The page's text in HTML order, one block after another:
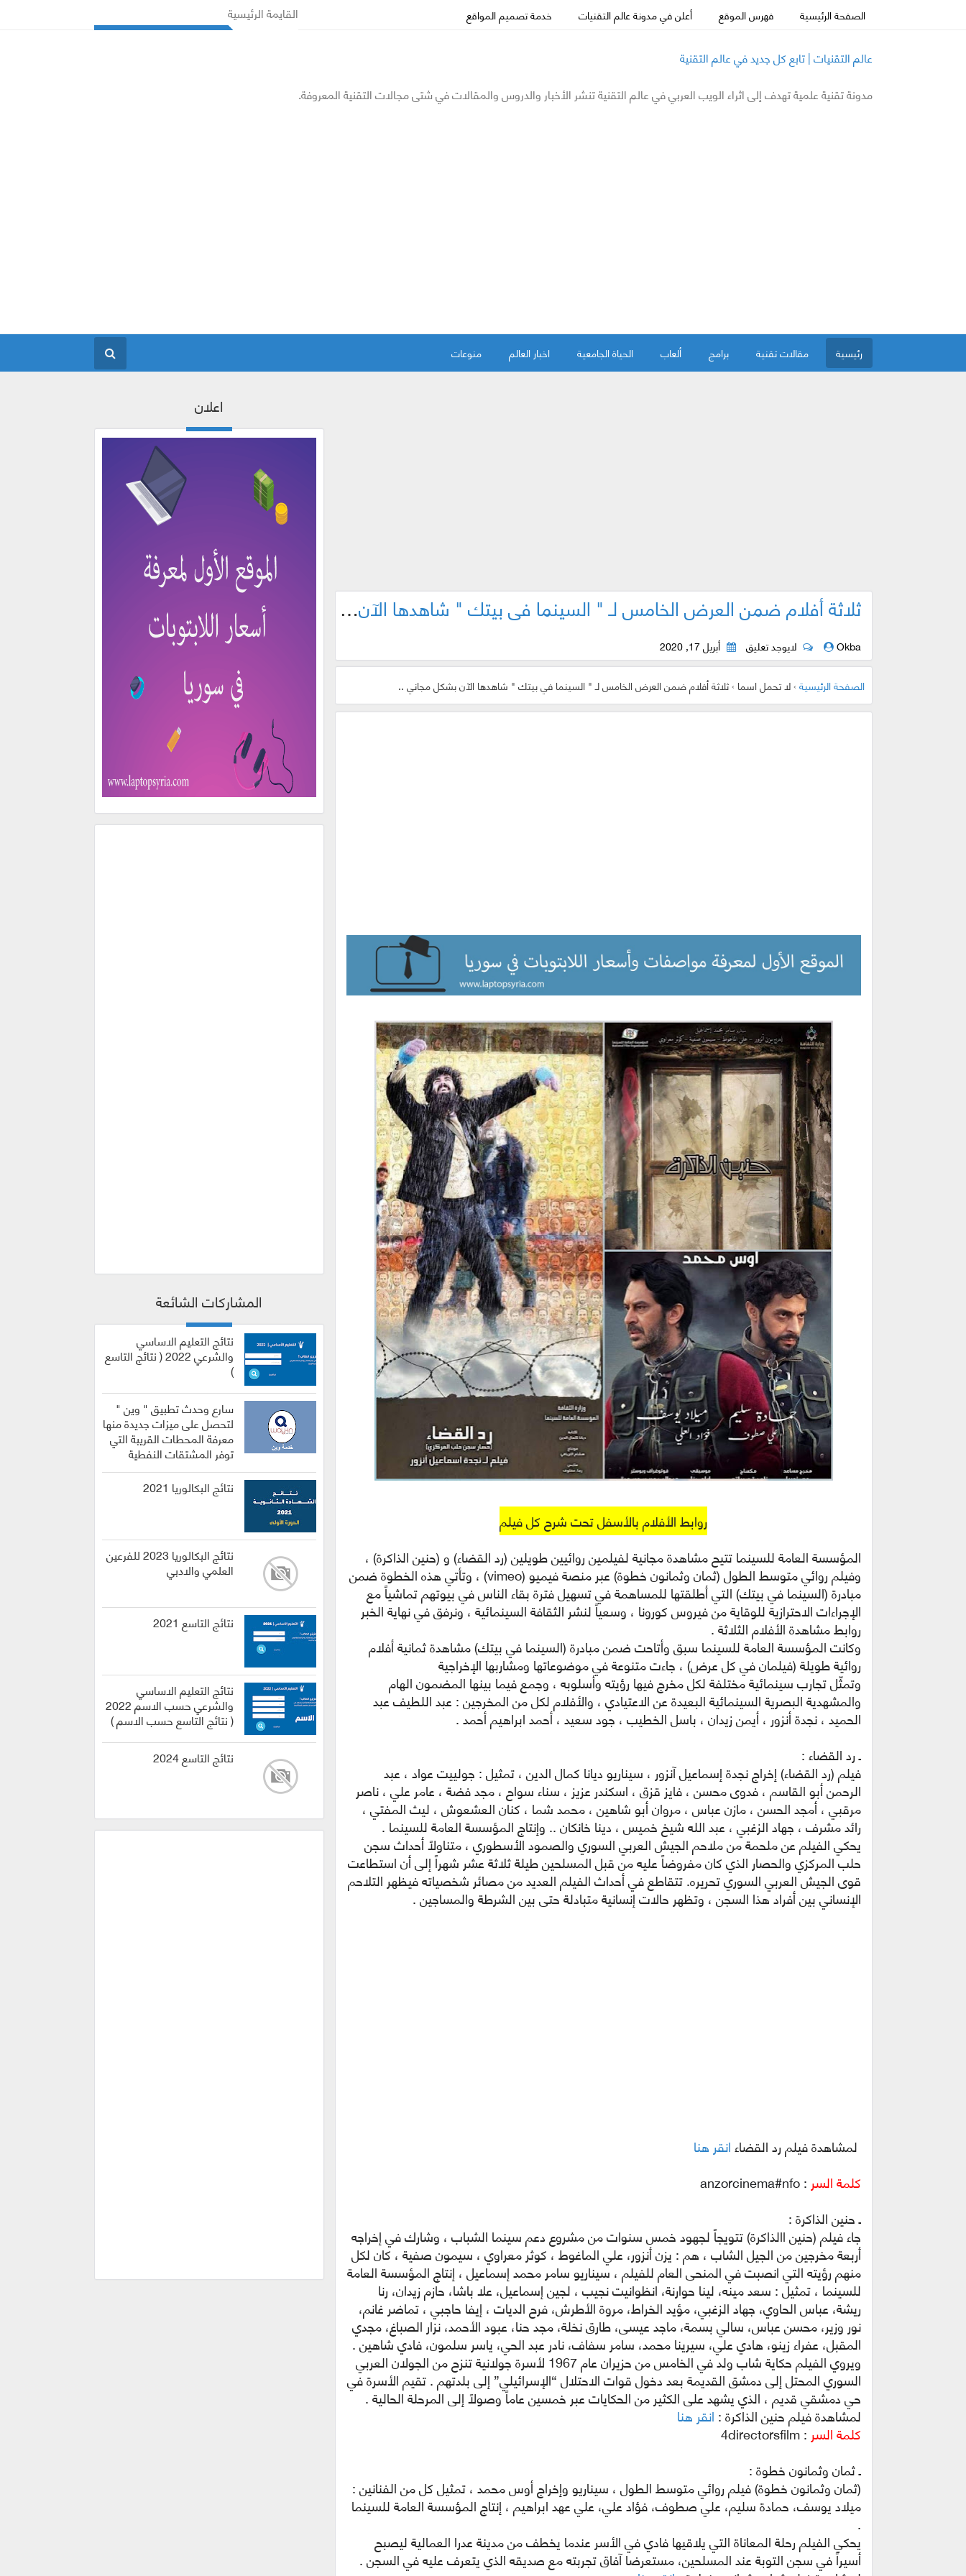
الصفحة الرئيسية فهرس الموقع أعلن في مدونة عالم التقنيات خدمة تصميم المواقع
القايمة الرئيسية
عالم التقنيات | تابع كل جديد في عالم التقنية
مدونة تقنية علمية تهدف إلى اثراء الويب العربي في عالم التقنية تنشر الأخبار والدروس والمقالات في شتى مجالات التقنية المعروفة.
رئيسية مقالات تقنية برامج ألعاب الحياة الجامعية اخبار العالم منوعات
ثلاثة أفلام ضمن العرض الخامس لـ " السينما في بيتك " شاهدها الآن بشكل مجاني ..
Okba لايوجد تعليق أبريل 17, 2020
الصفحة الرئيسية›لا تحمل اسما›ثلاثة أفلام ضمن العرض الخامس لـ " السينما في بيتك " شاهدها الآن بشكل مجاني ..
روابط الأفلام بالأسفل تحت شرح كل فيلم
المؤسسة العامة للسينما تتيح مشاهدة مجانية لفيلمين روائيين طويلين (رد القضاء) و (حنين الذاكرة) ،
وفيلم روائي متوسط الطول (ثمان وثمانون خطوة) عبر منصة فيميو (vimeo) ، وتأتي هذه الخطوة ضمن
مبادرة (السينما في بيتك) التي أطلقتها للمساهمة في تسهيل فترة بقاء الناس في بيوتهم تماشياً مع
الإجراءات الاحترازية للوقاية من فيروس كورونا ، وسعياً لنشر الثقافة السينمائية ، ونرفق في نهاية الخبر
روابط مشاهدة الأفلام الثلاثة .
وكانت المؤسسة العامة للسينما سبق وأتاحت ضمن مبادرة (السينما في بيتك) مشاهدة ثمانية أفلام
روائية طويلة (فيلمان في كل عرض) ، جاءت متنوعة في موضوعاتها ومشاربها الإخراجية
وتمثّل تجارب سينمائية مختلفة لكل مخرج فيها رؤيته وأسلوبه ، وجمع فيما بينها المضمون الهام
والمشهدية البصرية السينمائية البعيدة عن الاعتيادي ، والأفلام لكل من المخرجين : عبد اللطيف عبد
الحميد ، نجدة أنزور ، أيمن زيدان ، باسل الخطيب ، جود سعيد ، أحمد ابراهيم أحمد .
ـ رد القضاء :
فيلم (رد القضاء) إخراج نجدة إسماعيل آنزور ، سيناريو ديانا كمال الدين ، تمثيل : جولييت عواد ، عبد
الرحمن أبو القاسم ، فدوى محسن ، فايز قزق ، اسكندر عزيز ، سناء سواح ، مجد فضة ، عامر علي ، ناصر
مرقبي ، أمجد الحسن ، مازن عباس ، مروان أبو شاهين ، محمد شما ، كنان العشعوش ، ليث المفتي ،
رائد مشرف ، جهاد الزغبي ، عبد الله شيخ خميس ، دينا خانكان .. وإنتاج المؤسسة العامة للسينما .
يحكي الفيلم عن ملحمة من ملاحم الجيش العربي السوري والصمود الأسطوري ، متناولاً أحداث سجن
حلب المركزي والحصار الذي كان مفروضاً عليه من قبل المسلحين طيلة ثلاثة عشر شهراً إلى أن استطاعت
قوى الجيش العربي السوري تحريره. تتقاطع في أحداث الفيلم العديد من مصائر شخصياته فيظهر التلاحم
الإنساني بين أفراد هذا السجن ، وتظهر حالات إنسانية متبادلة حتى بين الشرطة والمساجين .
لمشاهدة فيلم رد القضاءانقر هنا
كلمة السر: anzorcinema#nfo
ـ حنين الذاكرة :
جاء فيلم (حنين االذاكرة) تتويجاً لجهود خمس سنوات من مشروع دعم سينما الشباب ، وشارك في إخراجه
أربعة مخرجين من الجيل الشاب ، هم : يزن أنزور، علي الماغوط ، كوثر معراوي ، سيمون صفية ، كان لكل
منهم رؤيته التي انصبت في المنحى العام للفيلم ، سيناريو سامر محمد إسماعيل ، إنتاج المؤسسة العامة
للسينما ، تمثيل : سعد مينه، لينا حوارنة، انظوانيت نجيب ، لجين إسماعيل، علا باشا، حازم زيدان، رنا
ريشة، عباس الحاوي، جهاد الزغبي، مؤيد الخراط، مروة الأطرش، فرح الديات ، إيفا حاجبي ، تماضر غانم،
نور وزير، محسن عباس، سالي بسمة، ماجد عيسى، طارق نخلة، مجد حنا، عبود الأحمد، نزار الصباغ، مجدي
المقبل، عفراء زينو، هادي علي، سيرينا محمد، سامر سفاف، نادر عبد الحي، ياسر سلمون، فادي شاهين .
ويروي الفيلم حكاية شاب ولد في الخامس من حزيران عام 1967 لأسرة جولانية تنزح من الجولان العربي
السوري المحتل إلى دمشق القديمة بعد دخول قوات الاحتلال “الإسرائيلي” إلى بلدتهم . تقيم الأسرة في
حي دمشقي قديم ، الذي يشهد على الكثير من الحكايات عبر خمسين عاماً وصولاً إلى المرحلة الحالية .
لمشاهدة فيلم حنين الذاكرة :انقر هنا
كلمة السر: 4directorsfilm
ـ ثمان وثمانون خطوة :
(ثمان وثمانون خطوة) فيلم روائي متوسط الطول ، سيناريو وإخراج أوس محمد ، تمثيل كل من الفنانين :
ميلاد يوسف، حمادة سليم، علي صطوف، فؤاد علي، علي عهد ابراهيم ، إنتاج المؤسسة العامة للسينما
.
يحكي الفيلم رحلة المعاناة التي يلاقيها فادي في الأسر عندما يخطف من مدينة عدرا العمالية ليصبح
أسيراً في سجن التوبة عند المسلحين، مستعرضا آفاق تجربته مع صديقه الذي يتعرف عليه في السجن .
اعلان
المشاركات الشائعة
نتائج التعليم الاساسي
والشرعي 2022 ( نتائج التاسع
)
سارع وحدث تطبيق " وين "
لتحصل على ميزات جديدة منها
معرفة المحطات القريبة التي
توفر المشتقات النفطية
نتائج البكالوريا 2021
نتائج البكالوريا 2023 للفرعين
العلمي والادبي
نتائج التاسع 2021
نتائج التعليم الاساسي
والشرعي حسب الاسم 2022
( نتائج التاسع حسب الاسم )
نتائج التاسع 2024